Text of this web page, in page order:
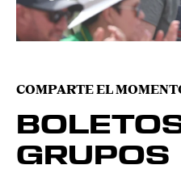
COMPARTE EL
GRUPOS